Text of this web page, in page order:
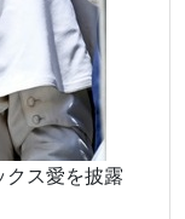
ス愛を披露